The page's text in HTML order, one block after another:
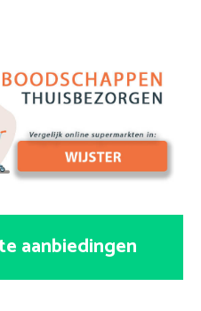
aanbiedingen